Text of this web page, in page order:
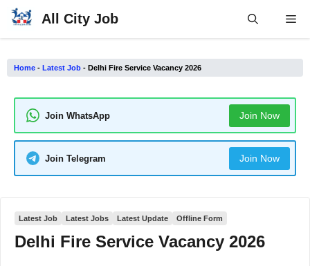
Skip
All City Job
Home - Latest Job - Delhi Fire Service Vacancy 2026
Join WhatsApp Join Now
Join Telegram Join Now
Latest Job Latest Jobs Latest Update Offline Form
Delhi Fire Service Vacancy 2026